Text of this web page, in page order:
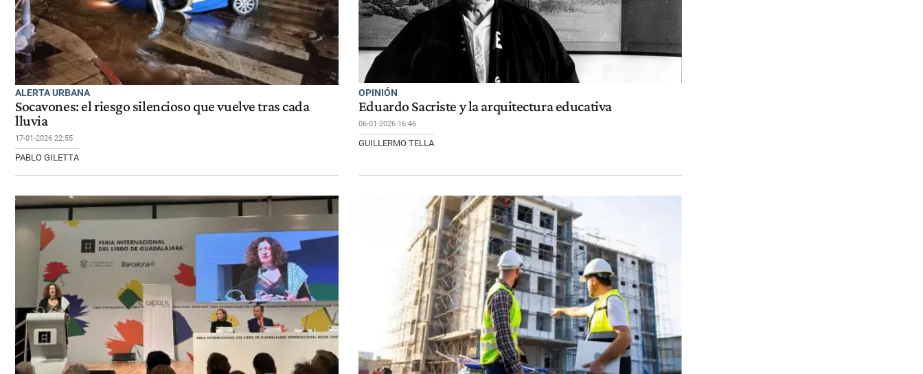
ALERTA URBANA
Socavones: el riesgo silencioso que vuelve tras cada
lluvia
17-01-2026 22:55
PABLO GILETTA
OPINIÓN
Eduardo Sacriste y la arquitectura educativa
06-01-2026 16:46
GUILLERMO TELLA